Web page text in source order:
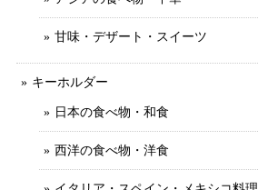
甘味・デザート・スイーツ
キーホルダー
日本の食べ物・和食
西洋の食べ物・洋食